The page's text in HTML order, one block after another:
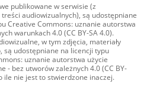
publikowane w serwisie (z
treści audiowizualnych), są udostępniane
Creative Commons: uznanie autorstwa
warunkach 4.0 (CC BY-SA 4.0).
w tym zdjęcia, materiały
są udostępniane na licencji typu
uznanie autorstwa użycie
- bez utworów zależnych 4.0 (CC BY-
ile nie jest to stwierdzone inaczej.